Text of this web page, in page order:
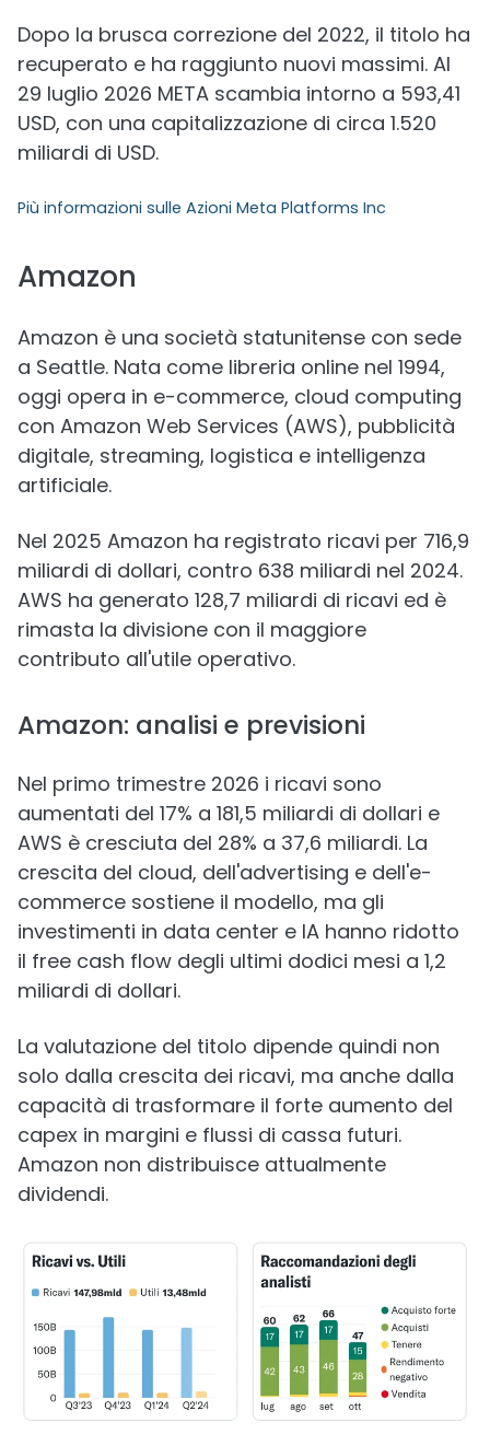
Dopo la brusca correzione del 2022, il titolo ha
recuperato e ha raggiunto nuovi massimi. Al
29 luglio 2026 META scambia intorno a 593,41
USD, con una capitalizzazione di circa 1.520
miliardi di USD.
Più informazioni sulle Azioni Meta Platforms Inc
Amazon
Amazon è una società statunitense con sede
a Seattle. Nata come libreria online nel 1994,
oggi opera in e-commerce, cloud computing
con Amazon Web Services (AWS), pubblicità
digitale, streaming, logistica e intelligenza
artificiale.
Nel 2025 Amazon ha registrato ricavi per 716,9
miliardi di dollari, contro 638 miliardi nel 2024.
AWS ha generato 128,7 miliardi di ricavi ed è
rimasta la divisione con il maggiore
contributo all'utile operativo.
Amazon: analisi e previsioni
Nel primo trimestre 2026 i ricavi sono
aumentati del 17% a 181,5 miliardi di dollari e
AWS è cresciuta del 28% a 37,6 miliardi. La
crescita del cloud, dell'advertising e dell'e-
commerce sostiene il modello, ma gli
investimenti in data center e IA hanno ridotto
il free cash flow degli ultimi dodici mesi a 1,2
miliardi di dollari.
La valutazione del titolo dipende quindi non
solo dalla crescita dei ricavi, ma anche dalla
capacità di trasformare il forte aumento del
capex in margini e flussi di cassa futuri.
Amazon non distribuisce attualmente
dividendi.